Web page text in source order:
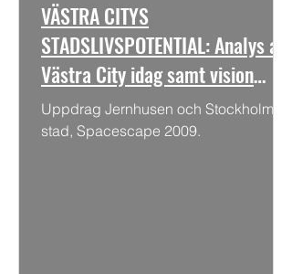
VÄSTRA CITYS
STADSLIVSPOTENTIAL: Analys av
Västra City idag samt vision
2030
Uppdrag Jernhusen och Stockholms
stad, Spacescape 2009.